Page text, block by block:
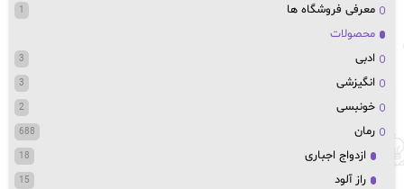
معرفی فروشگاه ها 1
محصولات
ادبی
3
انگیزشی 3
خونبسی 2
رمان 688
ازدواج اجباری 18
راز آلود 15